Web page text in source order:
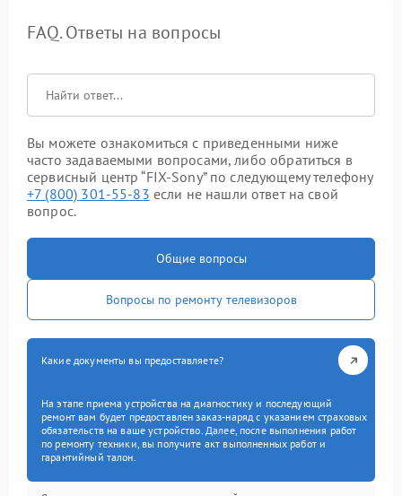
FAQ. Ответы на вопросы
Вы можете ознакомиться с приведенными ниже
часто задаваемыми вопросами, либо обратиться в
сервисный центр “FIX-Sony” по следующему телефону
+7 (800) 301-55-83 если не нашли ответ на свой
вопрос.
Общие вопросы
Вопросы по ремонту телевизоров
Какие документы вы предоставляете?
На этапе приема устройства на диагностику и последующий
ремонт вам будет предоставлен заказ-наряд с указанием страховых
обязательств на ваше устройство. Далее, после выполнения работ
по ремонту техники, вы получите акт выполненных работ и
гарантийный талон.